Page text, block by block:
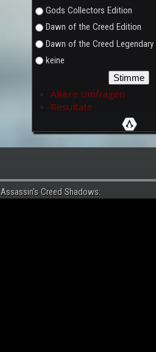
Gods Collectors Edition
Dawn of the Creed Edition
Dawn of the Creed Legendary
keine
Ältere Umfragen
Resultate
Assassin's Creed Shadows: